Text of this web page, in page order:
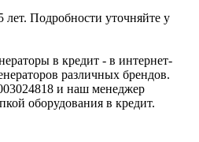
лет. Подробности уточняйте у
в кредит - в интернет-
различных брендов.
и наш менеджер
оборудования в кредит.